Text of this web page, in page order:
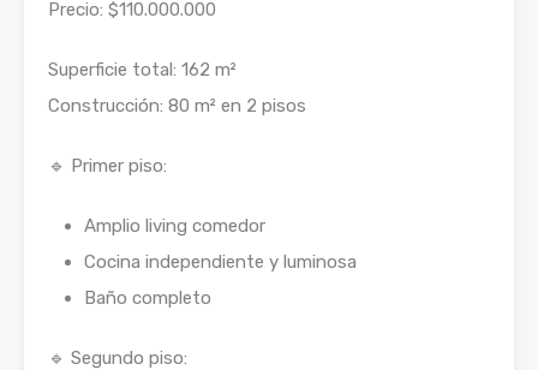
Precio: $110.000.000
Superficie total: 162 m²
Construcción: 80 m² en 2 pisos
🔹 Primer piso:
Amplio living comedor
Cocina independiente y luminosa
Baño completo
🔹 Segundo piso: